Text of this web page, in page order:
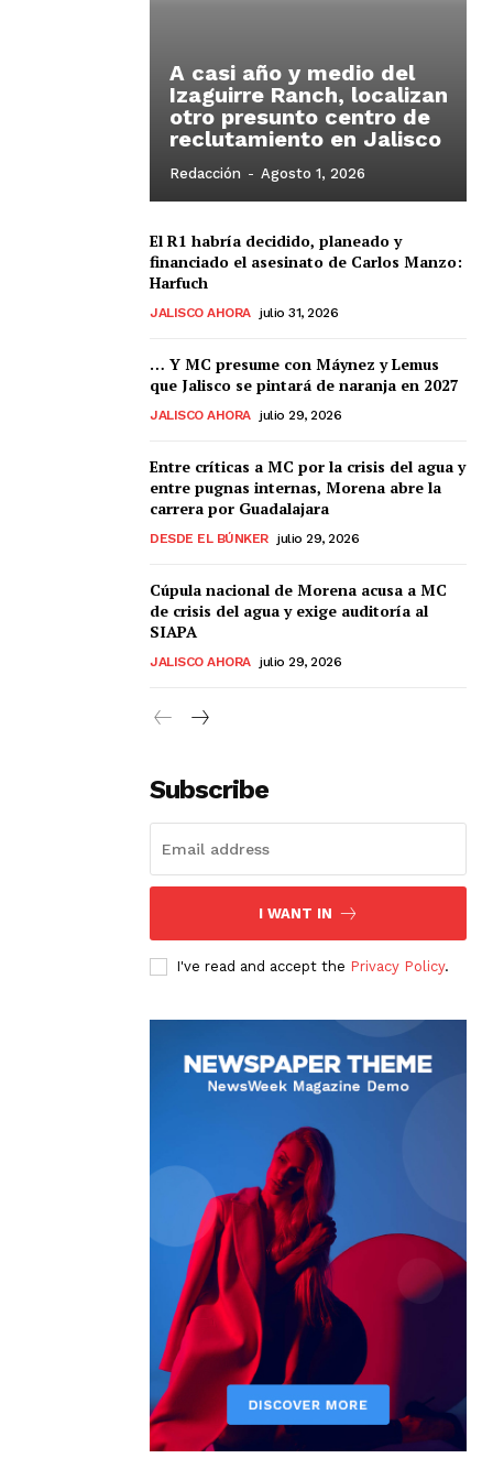
A casi año y medio del
Izaguirre Ranch, localizan
otro presunto centro de
reclutamiento en Jalisco
Redacción - Agosto 1, 2026
El R1 habría decidido, planeado y
financiado el asesinato de Carlos Manzo:
Harfuch
JALISCO AHORA julio 31, 2026
… Y MC presume con Máynez y Lemus
que Jalisco se pintará de naranja en 2027
JALISCO AHORA julio 29, 2026
Entre críticas a MC por la crisis del agua y
entre pugnas internas, Morena abre la
carrera por Guadalajara
DESDE EL BÚNKER julio 29, 2026
Cúpula nacional de Morena acusa a MC
de crisis del agua y exige auditoría al
SIAPA
JALISCO AHORA julio 29, 2026
Subscribe
I WANT IN
I've read and accept the Privacy Policy.